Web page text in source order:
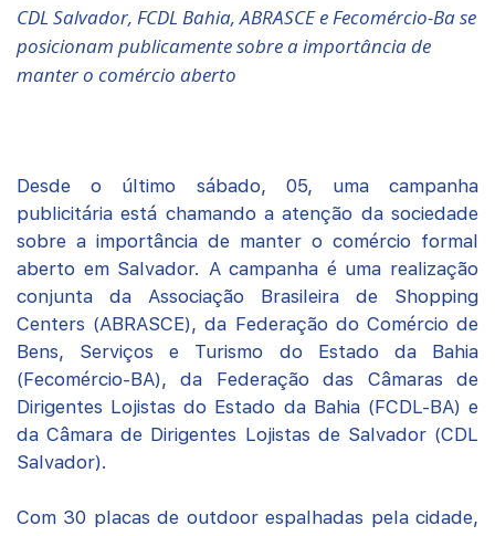
CDL Salvador, FCDL Bahia, ABRASCE e Fecomércio-Ba se
posicionam publicamente sobre a importância de
manter o comércio aberto
Desde o último sábado, 05, uma campanha
publicitária está chamando a atenção da sociedade
sobre a importância de manter o comércio formal
aberto em Salvador. A campanha é uma realização
conjunta da Associação Brasileira de Shopping
Centers (ABRASCE), da Federação do Comércio de
Bens, Serviços e Turismo do Estado da Bahia
(Fecomércio-BA), da Federação das Câmaras de
Dirigentes Lojistas do Estado da Bahia (FCDL-BA) e
da Câmara de Dirigentes Lojistas de Salvador (CDL
Salvador).
Com 30 placas de outdoor espalhadas pela cidade,